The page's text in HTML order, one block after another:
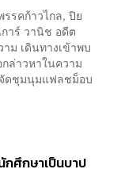
รคก้าวไกล, ปิย
าร์ วานิช อดีต
ม เดินทางเข้าพบ
ล่าวหาในความ
ดชุมนุมแฟลชม็อบ
ศึกษาเป็นบาป